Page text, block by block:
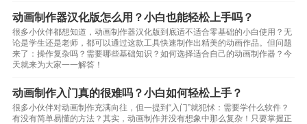
动画制作器汉化版怎么用？小白也能轻松上手吗？
很多小伙伴都想知道，动画制作器汉化版到底适不适合零基础的小白使用？无
论是学生还是老师，都可以通过这款工具快速制作出精美的动画作品。但问题
来了：操作复杂吗？需要哪些基础知识？如何选择适合自己的动画制作器？今
天就来为大家一一解答！
动画制作入门真的很难吗？小白如何轻松上手？
很多小伙伴对动画制作充满向往，但一提到“入门”就犯怵：需要学什么软件？
有没有简单易懂的方法？其实，动画制作并没有想象中那么复杂！只要掌握正